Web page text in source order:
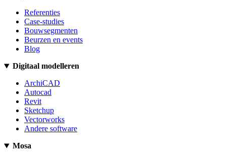
Referenties
Case-studies
Bouwsegmenten
Beurzen en events
Blog
Digitaal modelleren
ArchiCAD
Autocad
Revit
Sketchup
Vectorworks
Andere software
Mosa